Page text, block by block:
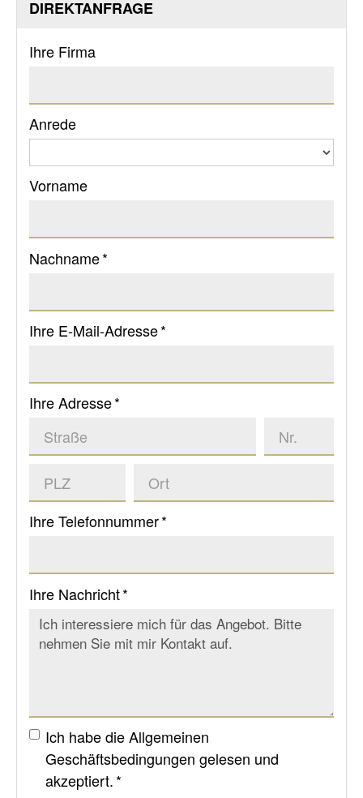
DIREKTANFRAGE
Ihre Firma
Anrede
Vorname
Nachname *
Ihre E-Mail-Adresse *
Ihre Adresse *
Ihre Telefonnummer *
Ihre Nachricht *
Ich habe dieAllgemeinen
Geschäftsbedingungen gelesen und
akzeptiert. *